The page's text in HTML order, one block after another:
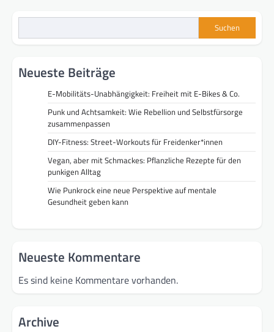
Suchen
Neueste Beiträge
E-Mobilitäts-Unabhängigkeit: Freiheit mit E-Bikes & Co.
Punk und Achtsamkeit: Wie Rebellion und Selbstfürsorge
zusammenpassen
DIY-Fitness: Street-Workouts für Freidenker*innen
Vegan, aber mit Schmackes: Pflanzliche Rezepte für den
punkigen Alltag
Wie Punkrock eine neue Perspektive auf mentale
Gesundheit geben kann
Neueste Kommentare
Es sind keine Kommentare vorhanden.
Archive